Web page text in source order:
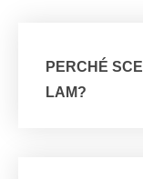
PERCHÉ
LAM?